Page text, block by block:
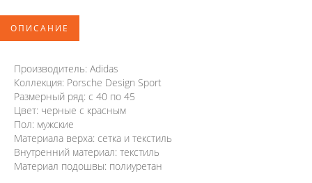
ОПИСАНИЕ
Производитель: Adidas
Коллекция: Porsche Design Sport
Размерный ряд: с 40 по 45
Цвет: черные с красным
Пол: мужские
Материала верха: сетка и текстиль
Внутренний материал: текстиль
Материал подошвы: полиуретан